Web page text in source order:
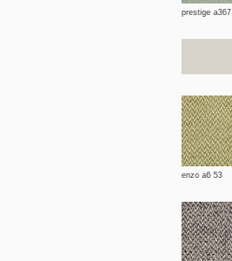
prestige a367
enzo a6 53